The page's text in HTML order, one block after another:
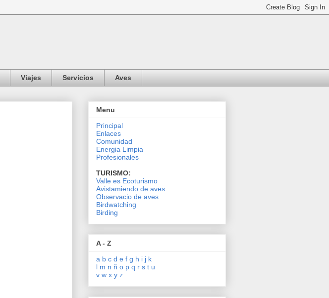
Viajes Servicios Aves
Menu
Principal
Enlaces
Comunidad
Energia Limpia
Profesionales
TURISMO:
Valle es Ecoturismo
Avistamiendo de aves
Observacio de aves
Birdwatching
Birding
A - Z
a b c d e f g h i j k
l m n ñ o p q r s t u
v w x y z